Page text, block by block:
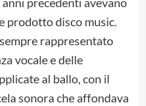
prodotto disco music.
rappresentato
vocale e delle
al ballo, con il
sonora che affondava